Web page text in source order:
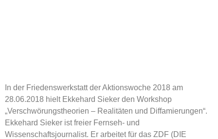
In der Friedenswerkstatt der Aktionswoche 2018 am
28.06.2018 hielt Ekkehard Sieker den Workshop
„Verschwörungstheorien – Realitäten und Diffamierungen“.
Ekkehard Sieker ist freier Fernseh- und
Wissenschaftsjournalist. Er arbeitet für das ZDF (DIE